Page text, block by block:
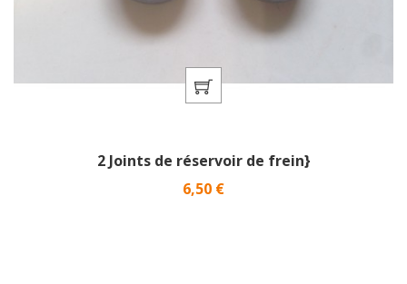
2 Joints de réservoir de frein}
Prix
6,50 €